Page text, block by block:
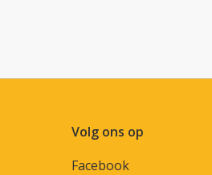
Volg ons op
Facebook